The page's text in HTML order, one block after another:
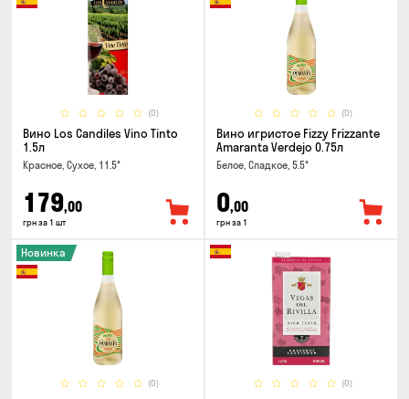
(0)
Вино Los Candiles Vino Tinto
1.5л
Красное, Сухое, 11.5°
179,00
грн за 1 шт
(0)
Вино игристое Fizzy Frizzante
Amaranta Verdejo 0.75л
Белое, Сладкое, 5.5°
0,00
грн за 1
(0)
Новинка
(0)